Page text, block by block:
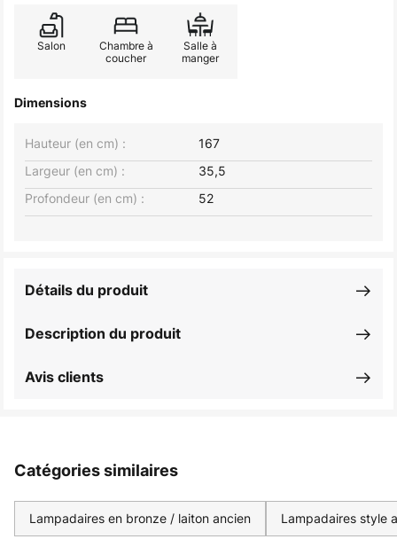
Salon
Chambre à
coucher
Salle à
manger
Dimensions
Largeur (en cm) : 35,5
Hauteur (en cm) : 167
Profondeur (en cm) : 52
Description du produit
Détails du produit
Avis clients
Catégories similaires
Lampadaires en bronze / laiton ancien Lampadaires style